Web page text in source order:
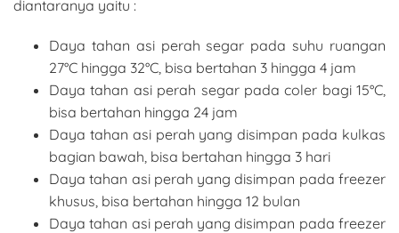
diantaranya yaitu :
Daya tahan asi perah segar pada suhu ruangan
27°C hingga 32°C, bisa bertahan 3 hingga 4 jam
Daya tahan asi perah segar pada coler bagi 15°C,
bisa bertahan hingga 24 jam
Daya tahan asi perah yang disimpan pada kulkas
bagian bawah, bisa bertahan hingga 3 hari
Daya tahan asi perah yang disimpan pada freezer
khusus, bisa bertahan hingga 12 bulan
Daya tahan asi perah yang disimpan pada freezer